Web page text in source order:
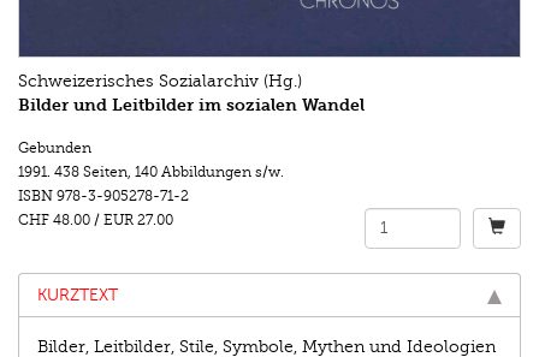
Schweizerisches Sozialarchiv (Hg.)
Bilder und Leitbilder im sozialen Wandel
Gebunden
1991. 438 Seiten, 140 Abbildungen s/w.
ISBN 978-3-905278-71-2
CHF 48.00 / EUR 27.00
KURZTEXT
Bilder, Leitbilder, Stile, Symbole, Mythen und Ideologien